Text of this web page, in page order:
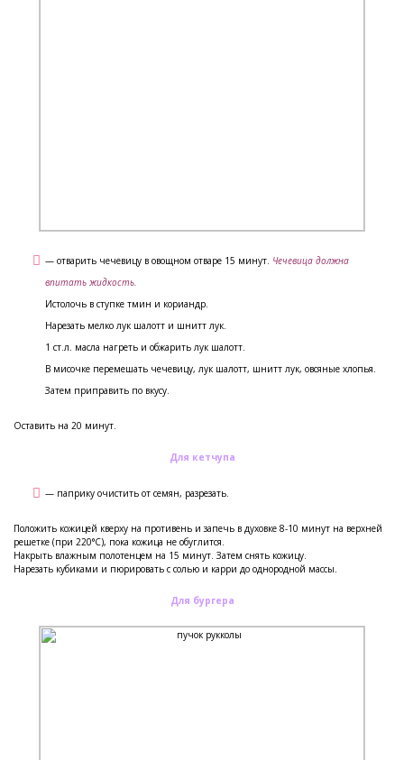
— отварить чечевицу в овощном отваре 15 минут. Чечевица должна
впитать жидкость.
Истолочь в ступке тмин и кориандр.
Нарезать мелко лук шалотт и шнитт лук.
1 ст.л. масла нагреть и обжарить лук шалотт.
В мисочке перемешать чечевицу, лук шалотт, шнитт лук, овсяные хлопья.
Затем приправить по вкусу.
Оставить на 20 минут.
Для кетчупа
— паприку очистить от семян, разрезать.
Положить кожицей кверху на противень и запечь в духовке 8-10 минут на верхней
решетке (при 220°С), пока кожица не обуглится.
Накрыть влажным полотенцем на 15 минут. Затем снять кожицу.
Нарезать кубиками и пюрировать с солью и карри до однородной массы.
Для бургера